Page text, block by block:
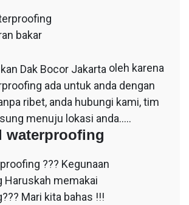
bakar
oleh karena
ada untuk anda dengan
ribet, anda hubungi kami, tim
menuju lokasi anda…..
waterproofing
??? Kegunaan
Haruskah memakai
Mari kita bahas !!!